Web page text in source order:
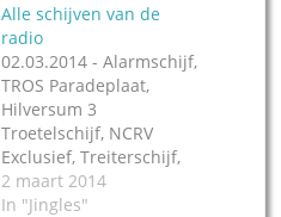
Alle schijven van de
radio
02.03.2014 - Alarmschijf,
TROS Paradeplaat,
Hilversum 3
Troetelschijf, NCRV
Exclusief, Treiterschijf,
AVRO's radio- en
televisietip, Steunplaat,
2 maart 2014
In "Jingles"